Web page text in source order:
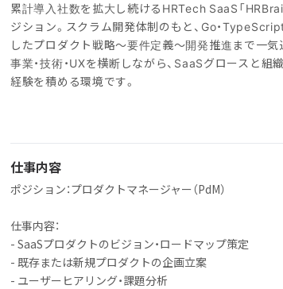
累計導入社数を拡大し続けるHRTech SaaS「
ジション。スクラム開発体制のもと、Go・
したプロダクト戦略〜要件定義〜開発推進まで一気
事業・技術・UXを横断しながら、SaaSグロースと組
経験を積める環境です。
仕事内容
ポジション：プロダクトマネージャー（PdM）
仕事内容：
- SaaSプロダクトのビジョン・ロードマップ策定
- 既存または新規プロダクトの企画立案
- ユーザーヒアリング・課題分析